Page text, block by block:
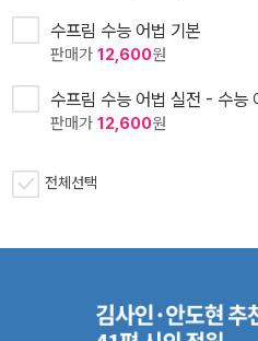
수프림 수능 어법 기본
판매가 12,600원
수프림 수능 어법 실전 - 수능
판매가 12,600원
전체선택